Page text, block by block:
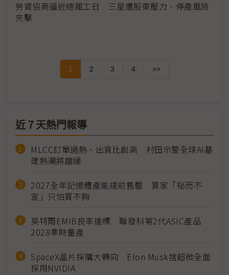
勞資協商逼近總罷工日 三星遭股東壓力、停產風險
夾擊
1 2 3 4 >>
近７天熱門報導
MLCC訂單過熱、出貨比創高 村田示警全球AI基
建熱潮將趨緩
2027全年記憶體產能提前售罄 買家「祕而不
宣」只怕買不夠
英特爾EMIB良率達標 聯發科第2代ASIC產品
2028準時量產
SpaceX晶片採購大轉向 Elon Musk捨超微全面
採用NVIDIA